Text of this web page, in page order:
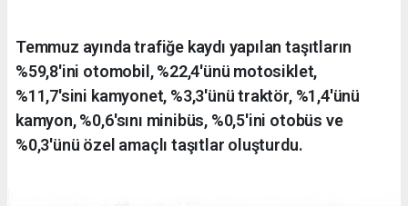
Temmuz ayında trafiğe kaydı yapılan taşıtların
%59,8'ini otomobil, %22,4'ünü motosiklet,
%11,7'sini kamyonet, %3,3'ünü traktör, %1,4'ünü
kamyon, %0,6'sını minibüs, %0,5'ini otobüs ve
%0,3'ünü özel amaçlı taşıtlar oluşturdu.